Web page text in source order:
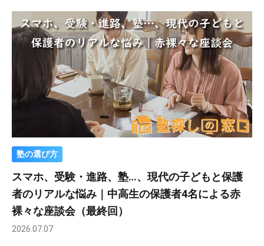
塾の選び方
スマホ、受験・進路、塾…、現代の子どもと保護
者のリアルな悩み｜中高生の保護者4名による赤
裸々な座談会（最終回）
2026.07.07